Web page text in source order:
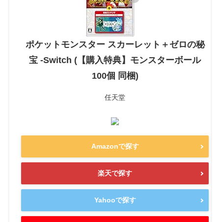
ポケットモンスター スカーレット＋ゼロの秘
宝 -Switch (【購入特典】モンスターボール
100個 同梱)
任天堂
Amazonで探す
楽天で探す
Yahooで探す